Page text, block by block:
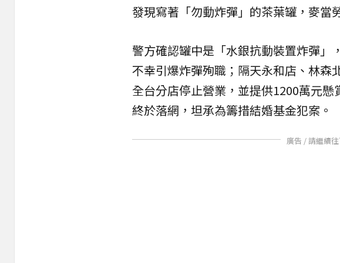
發現寫著「勿動炸彈」的茶葉罐，麥當
警方確認罐中是「水銀抗動裝置炸彈」
不幸引爆炸彈殉職；隔天永和店、林森
全台分店停止營業，並提供1200萬元
終於落網，坦承為籌措結婚基金犯案。
廣告 / 請繼續